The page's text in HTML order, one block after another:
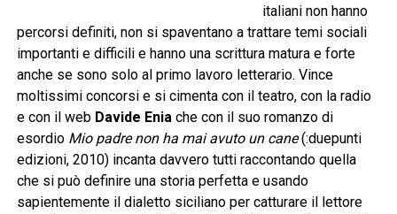
italiani non hanno
percorsi definiti, non si spaventano a trattare temi sociali
importanti e difficili e hanno una scrittura matura e forte
anche se sono solo al primo lavoro letterario. Vince
moltissimi concorsi e si cimenta con il teatro, con la radio
e con il web Davide Eniache con il suo romanzo di
esordio Mio padre non ha mai avuto un cane(:duepunti
edizioni, 2010) incanta davvero tutti raccontando quella
che si può definire una storia perfetta e usando
sapientemente il dialetto siciliano per catturare il lettore